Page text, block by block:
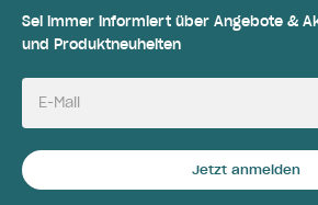
Sei immer informiert über Angebote &
und Produktneuheiten
E-Mail
Jetzt anmelden